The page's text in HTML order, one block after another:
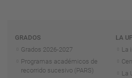
Navegación
GRADOS
Grados 2026-2027
Programas académicos de
recorrido sucesivo (PARS)
LA
La
La